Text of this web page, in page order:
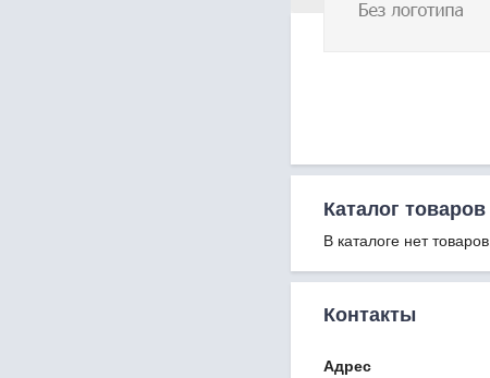
Каталог товаров
В каталоге нет товаров.
Контакты
Адрес